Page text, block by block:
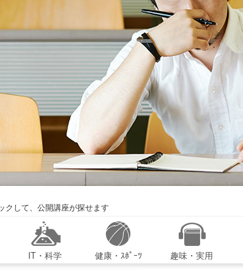
して、公開講座が探せます
IT・科学 健康・ｽﾎﾟｰﾂ 趣味・実用